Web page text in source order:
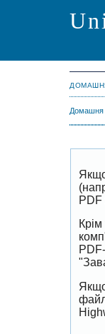
Домашня
PDF